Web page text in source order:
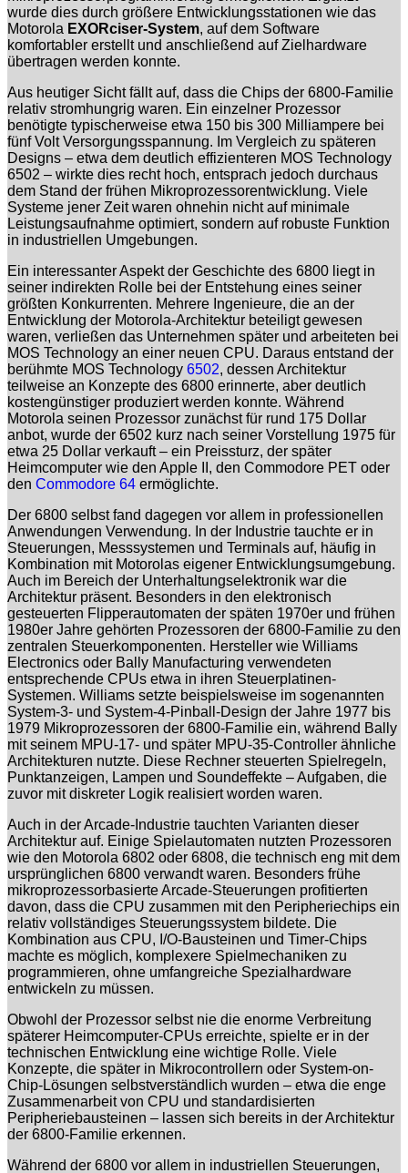
wurde dies durch größere Entwicklungsstationen wie das
Motorola EXORciser-System, auf dem Software
komfortabler erstellt und anschließend auf Zielhardware
übertragen werden konnte.
Aus heutiger Sicht fällt auf, dass die Chips der 6800-Familie
relativ stromhungrig waren. Ein einzelner Prozessor
benötigte typischerweise etwa 150 bis 300 Milliampere bei
fünf Volt Versorgungsspannung. Im Vergleich zu späteren
Designs – etwa dem deutlich effizienteren MOS Technology
6502 – wirkte dies recht hoch, entsprach jedoch durchaus
dem Stand der frühen Mikroprozessorentwicklung. Viele
Systeme jener Zeit waren ohnehin nicht auf minimale
Leistungsaufnahme optimiert, sondern auf robuste Funktion
in industriellen Umgebungen.
Ein interessanter Aspekt der Geschichte des 6800 liegt in
seiner indirekten Rolle bei der Entstehung eines seiner
größten Konkurrenten. Mehrere Ingenieure, die an der
Entwicklung der Motorola-Architektur beteiligt gewesen
waren, verließen das Unternehmen später und arbeiteten bei
MOS Technology an einer neuen CPU. Daraus entstand der
berühmte MOS Technology 6502, dessen Architektur
teilweise an Konzepte des 6800 erinnerte, aber deutlich
kostengünstiger produziert werden konnte. Während
Motorola seinen Prozessor zunächst für rund 175 Dollar
anbot, wurde der 6502 kurz nach seiner Vorstellung 1975 für
etwa 25 Dollar verkauft – ein Preissturz, der später
Heimcomputer wie den Apple II, den Commodore PET oder
den Commodore 64 ermöglichte.
Der 6800 selbst fand dagegen vor allem in professionellen
Anwendungen Verwendung. In der Industrie tauchte er in
Steuerungen, Messsystemen und Terminals auf, häufig in
Kombination mit Motorolas eigener Entwicklungsumgebung.
Auch im Bereich der Unterhaltungselektronik war die
Architektur präsent. Besonders in den elektronisch
gesteuerten Flipperautomaten der späten 1970er und frühen
1980er Jahre gehörten Prozessoren der 6800-Familie zu den
zentralen Steuerkomponenten. Hersteller wie Williams
Electronics oder Bally Manufacturing verwendeten
entsprechende CPUs etwa in ihren Steuerplatinen-
Systemen. Williams setzte beispielsweise im sogenannten
System-3- und System-4-Pinball-Design der Jahre 1977 bis
1979 Mikroprozessoren der 6800-Familie ein, während Bally
mit seinem MPU-17- und später MPU-35-Controller ähnliche
Architekturen nutzte. Diese Rechner steuerten Spielregeln,
Punktanzeigen, Lampen und Soundeffekte – Aufgaben, die
zuvor mit diskreter Logik realisiert worden waren.
Auch in der Arcade-Industrie tauchten Varianten dieser
Architektur auf. Einige Spielautomaten nutzten Prozessoren
wie den Motorola 6802 oder 6808, die technisch eng mit dem
ursprünglichen 6800 verwandt waren. Besonders frühe
mikroprozessorbasierte Arcade-Steuerungen profitierten
davon, dass die CPU zusammen mit den Peripheriechips ein
relativ vollständiges Steuerungssystem bildete. Die
Kombination aus CPU, I/O-Bausteinen und Timer-Chips
machte es möglich, komplexere Spielmechaniken zu
programmieren, ohne umfangreiche Spezialhardware
entwickeln zu müssen.
Obwohl der Prozessor selbst nie die enorme Verbreitung
späterer Heimcomputer-CPUs erreichte, spielte er in der
technischen Entwicklung eine wichtige Rolle. Viele
Konzepte, die später in Mikrocontrollern oder System-on-
Chip-Lösungen selbstverständlich wurden – etwa die enge
Zusammenarbeit von CPU und standardisierten
Peripheriebausteinen – lassen sich bereits in der Architektur
der 6800-Familie erkennen.
Während der 6800 vor allem in industriellen Steuerungen,